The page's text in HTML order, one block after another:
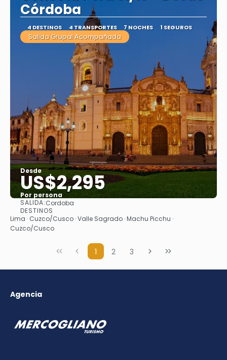
Córdoba
4 DESTINOS 4 TRANSPORTES 7 NOCHES 1 SEGUROS
Salida Grupal Acompañada
Desde
US$2,295
Por persona
SALIDA:Cordoba
DESTINOS
Lima · Cuzco/Cusco · Valle Sagrado · Machu Picchu ·
Cuzco/Cusco
1 2 3
Agencia